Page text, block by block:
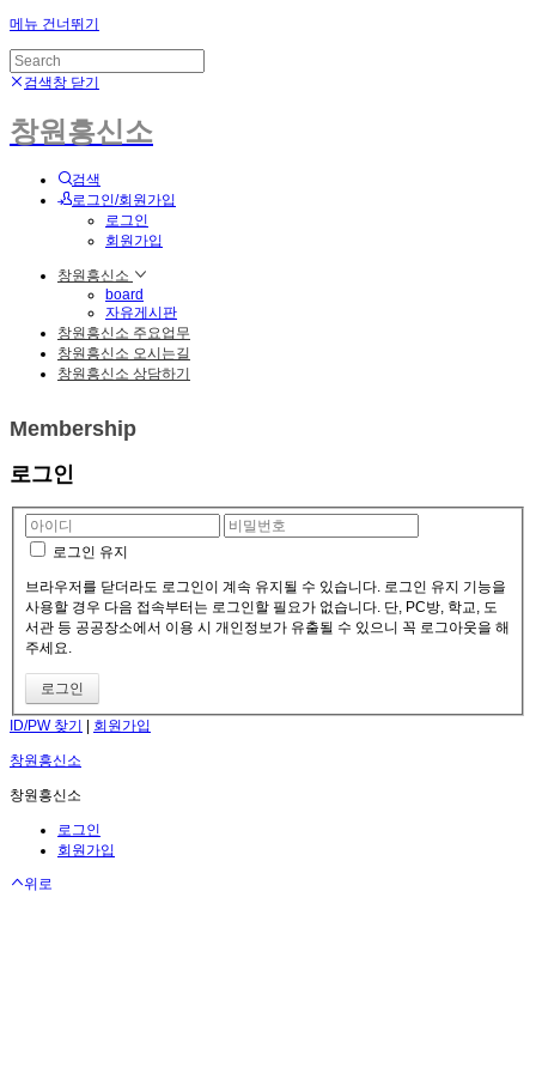
메뉴 건너뛰기
검색창 닫기
창원흥신소
검색
로그인/회원가입
로그인
회원가입
창원흥신소
board
자유게시판
창원흥신소 주요업무
창원흥신소 오시는길
창원흥신소 상담하기
Membership
로그인
로그인 유지
브라우저를 닫더라도 로그인이 계속 유지될 수 있습니다. 로그인 유지 기능을
사용할 경우 다음 접속부터는 로그인할 필요가 없습니다. 단, PC방, 학교, 도
서관 등 공공장소에서 이용 시 개인정보가 유출될 수 있으니 꼭 로그아웃을 해
주세요.
ID/PW 찾기 | 회원가입
창원흥신소
창원흥신소
로그인
회원가입
위로